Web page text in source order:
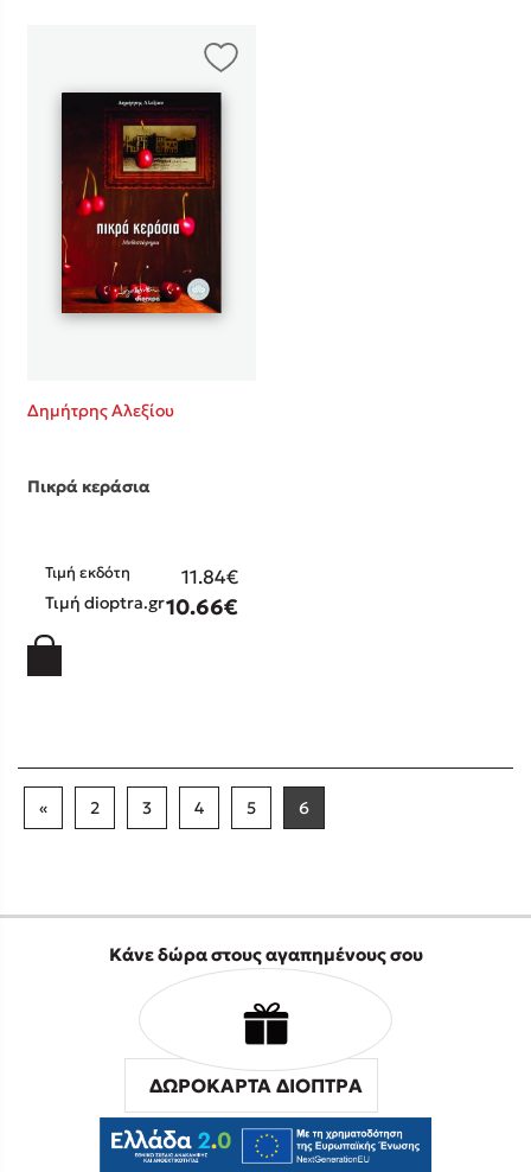
Δημήτρης Αλεξίου
Πικρά κεράσια
Τιμή εκδότη 11.84€
Τιμή dioptra.gr10.66€
« 2 3 4 5 6
Κάνε δώρα στους αγαπημένους σου
ΔΩΡΟΚΑΡΤΑ ΔΙΟΠΤΡΑ